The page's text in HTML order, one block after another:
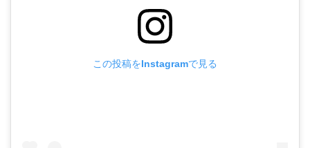
この投稿をInstagramで見る